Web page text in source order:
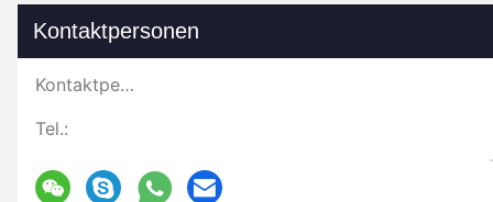
Kontaktpersonen
Kontaktpersonen:
Tel.: